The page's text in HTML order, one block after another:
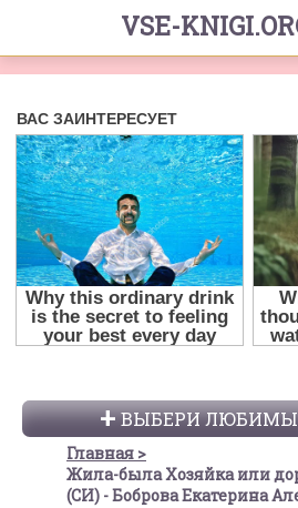
VSE-
ВЫБЕРИ
Главная
Жила-была Хозяйка или
(СИ) - Боброва Екатерина